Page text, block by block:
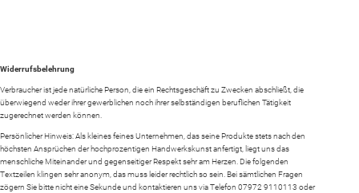
Widerrufsbelehrung
Verbraucher ist jede natürliche Person, die ein Rechtsgeschäft zu Zwecken abschließt, die
überwiegend weder ihrer gewerblichen noch ihrer selbständigen beruflichen Tätigkeit
zugerechnet werden können.
Persönlicher Hinweis: Als kleines feines Unternehmen, das seine Produkte stets nach den
höchsten Ansprüchen der hochprozentigen Handwerkskunst anfertigt, liegt uns das
menschliche Miteinander und gegenseitiger Respekt sehr am Herzen. Die folgenden
Textzeilen klingen sehr anonym, das muss leider rechtlich so sein. Bei sämtlichen Fragen
zögern Sie bitte nicht eine Sekunde und kontaktieren uns via Telefon 07972 9110113 oder